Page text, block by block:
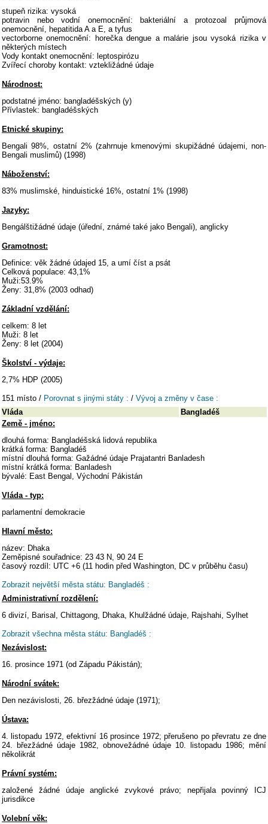
stupeň rizika: vysoká
potravin nebo vodní onemocnění: bakteriální a protozoal průjmová
onemocnění, hepatitida A a E, a tyfus
vectorborne onemocnění: horečka dengue a malárie jsou vysoká rizika v
některých místech
Vody kontakt onemocnění: leptospirózu
Zvířecí choroby kontakt: vztekližádné údaje
Národnost:
podstatné jméno: bangladéšských (y)
Přívlastek: bangladéšských
Etnické skupiny:
Bengali 98%, ostatní 2% (zahrnuje kmenovými skupižádné údajemi, non-
Bengali muslimů) (1998)
Náboženství:
83% muslimské, hinduistické 16%, ostatní 1% (1998)
Jazyky:
Bengálštižádné údaje (úřední, známé také jako Bengali), anglicky
Gramotnost:
Definice: věk žádné údajed 15, a umí číst a psát
Celková populace: 43,1%
Muži:53.9%
Ženy: 31,8% (2003 odhad)
Základní vzdělání:
celkem: 8 let
Muži: 8 let
Ženy: 8 let (2004)
Školství - výdaje:
2,7% HDP (2005)
151 místo / Porovnat s jinými státy : / Vývoj a změny v čase :
Vláda
Bangladéš
Země - jméno:
dlouhá forma: Bangladéšská lidová republika
krátká forma: Bangladéš
místní dlouhá forma: Gažádné údaje Prajatantri Banladesh
místní krátká forma: Banladesh
bývalé: East Bengal, Východní Pákistán
Vláda - typ:
parlamentní demokracie
Hlavní město:
název: Dhaka
Zeměpisné souřadnice: 23 43 N, 90 24 E
časový rozdíl: UTC +6 (11 hodin před Washington, DC v průběhu času)
Zobrazit největší města státu: Bangladéš :
Administrativní rozdělení:
6 divizí, Barisal, Chittagong, Dhaka, Khulžádné údaje, Rajshahi, Sylhet
Zobrazit všechna města státu: Bangladéš :
Nezávislost:
16. prosince 1971 (od Západu Pákistán);
Národní svátek:
Den nezávislosti, 26. březžádné údaje (1971);
Ústava:
4. listopadu 1972, efektivní 16 prosince 1972; přerušeno po převratu ze dne
24. březžádné údaje 1982, obnovežádné údaje 10. listopadu 1986; mění
několikrát
Právní systém:
založené žádné údaje anglické zvykové právo; nepřijala povinný ICJ
jurisdikce
Volební věk: